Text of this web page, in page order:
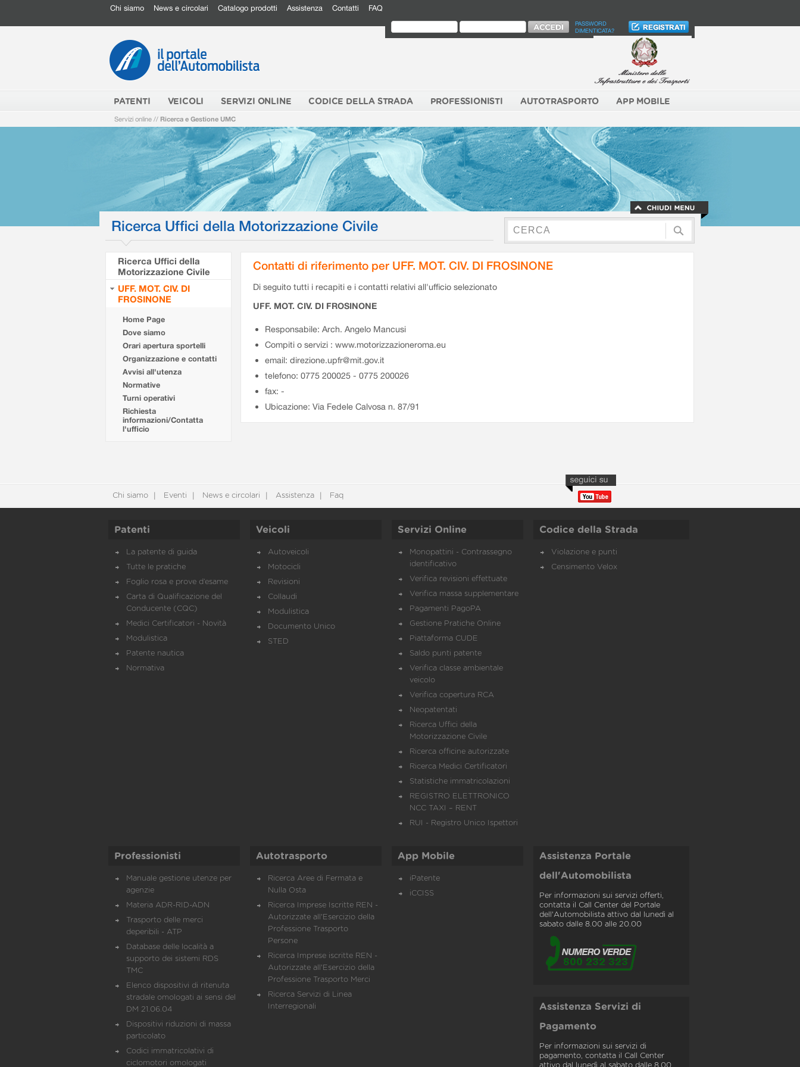
Chi siamo News e circolari Catalogo prodotti Assistenza Contatti FAQ
PASSWORD
DIMENTICATA?
PATENTI VEICOLI SERVIZI ONLINE CODICE DELLA STRADA PROFESSIONISTI AUTOTRASPORTO APP MOBILE
Servizi online // Ricerca e Gestione UMC
Ricerca Uffici della Motorizzazione Civile
Ricerca Uffici della
Motorizzazione Civile
UFF. MOT. CIV. DI
FROSINONE
Home Page
Dove siamo
Orari apertura sportelli
Organizzazione e contatti
Avvisi all'utenza
Normative
Turni operativi
Richiesta
informazioni/Contatta
l'ufficio
Contatti di riferimento per UFF. MOT. CIV. DI FROSINONE
Di seguito tutti i recapiti e i contatti relativi all'ufficio selezionato
UFF. MOT. CIV. DI FROSINONE
Responsabile: Arch. Angelo Mancusi
Compiti o servizi : www.motorizzazioneroma.eu
email: direzione.upfr@mit.gov.it
telefono: 0775 200025 - 0775 200026
fax: -
Ubicazione: Via Fedele Calvosa n. 87/91
Chi siamo Eventi News e circolari Assistenza Faq
Patenti
La patente di guida
Tutte le pratiche
Foglio rosa e prove d’esame
Carta di Qualificazione del
Conducente (CQC)
Medici Certificatori - Novità
Modulistica
Patente nautica
Normativa
Veicoli
Autoveicoli
Motocicli
Revisioni
Collaudi
Modulistica
Documento Unico
STED
Servizi Online
Monopattini - Contrassegno
identificativo
Verifica revisioni effettuate
Verifica massa supplementare
Pagamenti PagoPA
Gestione Pratiche Online
Piattaforma CUDE
Saldo punti patente
Verifica classe ambientale
veicolo
Verifica copertura RCA
Neopatentati
Ricerca Uffici della
Motorizzazione Civile
Ricerca officine autorizzate
Ricerca Medici Certificatori
Statistiche immatricolazioni
REGISTRO ELETTRONICO
NCC TAXI – RENT
RUI - Registro Unico Ispettori
Codice della Strada
Violazione e punti
Censimento Velox
Professionisti
Manuale gestione utenze per
agenzie
Materia ADR-RID-ADN
Trasporto delle merci
deperibili - ATP
Database delle località a
supporto dei sistemi RDS
TMC
Elenco dispositivi di ritenuta
stradale omologati ai sensi del
DM 21.06.04
Dispositivi riduzioni di massa
particolato
Codici immatricolativi di
ciclomotori omologati
Autotrasporto
Ricerca Aree di Fermata e
Nulla Osta
Ricerca Imprese Iscritte REN -
Autorizzate all'Esercizio della
Professione Trasporto
Persone
Ricerca Imprese iscritte REN -
Autorizzate all'Esercizio della
Professione Trasporto Merci
Ricerca Servizi di Linea
Interregionali
App Mobile
iPatente
iCCISS
Assistenza Portale
dell'Automobilista
Per informazioni sui servizi offerti,
contatta il Call Center del Portale
dell'Automobilista attivo dal lunedì al
sabato dalle 8.00 alle 20.00
Assistenza Servizi di
Pagamento
Per informazioni sui servizi di
pagamento, contatta il Call Center